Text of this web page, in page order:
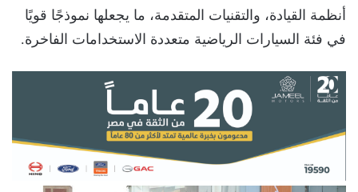
أنظمة القيادة، والتقنيات المتقدمة، ما يجعلها نموذجًا قويًا
في فئة السيارات الرياضية متعددة الاستخدامات الفاخرة.